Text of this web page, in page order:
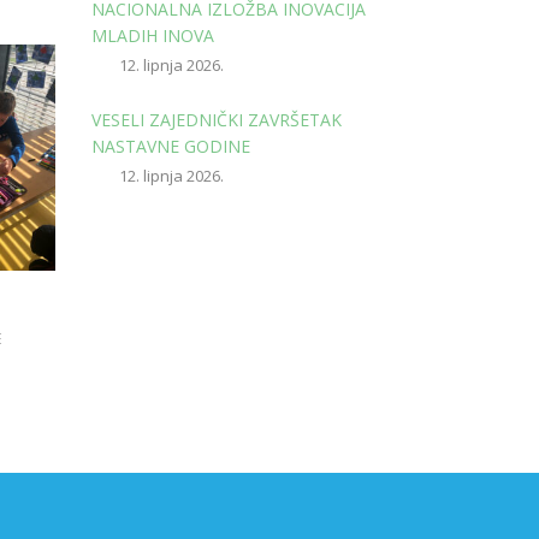
NACIONALNA IZLOŽBA INOVACIJA
MLADIH INOVA
12. lipnja 2026.
VESELI ZAJEDNIČKI ZAVRŠETAK
NASTAVNE GODINE
12. lipnja 2026.